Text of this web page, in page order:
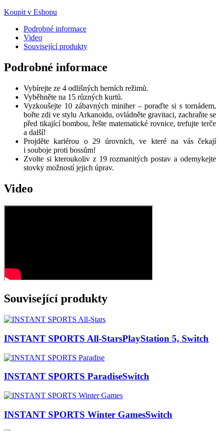
Koupit v Eshopu
Podrobné informace
Video
Související produkty
Podrobné informace
Vybírejte ze 4 odlišných herních režimů.
Vyběhněte na 15 různých kurtů.
Vyzkoušejte 10 zábavných miniher – poraďte si s tornádem,
bořte zdi ve stylu Arkanoidu, ovládněte gravitaci, zachraňte se
před tikající bombou, řešte matematické rovnice, trefujte terče
a další!
Projděte kariérou o 29 úrovních, ve které na vás čekají
i souboje proti bossům!
Zvolte si kteroukoliv z 19 rozmanitých postav a odemykejte
stovky možností jejich úprav.
Video
Související produkty
INSTANT SPORTS All-StarsPlayStation 5, Switch
INSTANT SPORTS ParadiseSwitch
INSTANT SPORTS Winter GamesSwitch